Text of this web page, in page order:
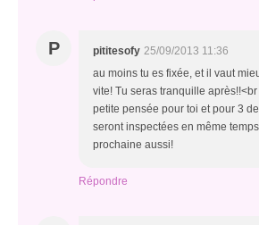
P pititesofy 25/09/2013 11:36
au moins tu es fixée, et il vaut
vite! Tu seras tranquille
petite pensée pour toi et pour 3
seront inspectées en même
prochaine aussi!
Répondre